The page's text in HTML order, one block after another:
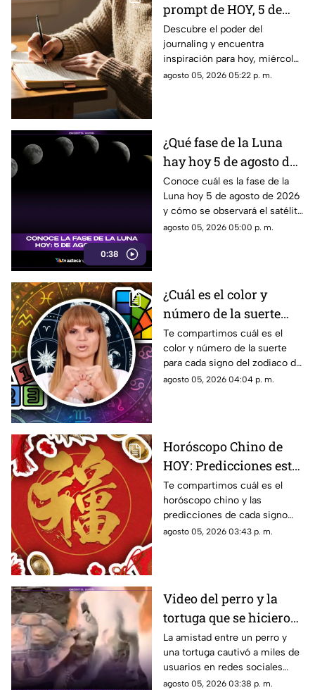
prompt de HOY, 5 de
agosto de 2026? Utiliza
este texto para escribir
en tu diario y
reflexionar sobre tu día
Descubre el poder del
journaling y encuentra
inspiración para hoy, miércoles
5 de agosto de 2026. Un
agosto 05, 2026 05:22 p. m.
0:38
¿Qué fase de la Luna
hay hoy 5 de agosto de
2026? Descubre cómo
se verá el satélite esta
noche
Conoce cuál es la fase de la
Luna hoy 5 de agosto de 2026
y cómo se observará el satélite
natural durante la noche.
agosto 05, 2026 05:00 p. m.
¿Cuál es el color y
número de la suerte
HOY, 5 de agosto de
2026? Predicciones de
Mhoni Vidente para
cada signo este
Te compartimos cuál es el
color y número de la suerte
para cada signo del zodiaco de
acuerdo al horóscopo de
agosto 05, 2026 04:04 p. m.
Horóscopo Chino de
HOY: Predicciones este
5 de agosto de 2026
para cada signo del
zodiaco
Te compartimos cuál es el
horóscopo chino y las
predicciones de cada signo
para el día de hoy, miércoles 5
agosto 05, 2026 03:43 p. m.
Video del perro y la
tortuga que se hicieron
amigos conquista las
redes sociales por su
ternura
La amistad entre un perro y
una tortuga cautivó a miles de
usuarios en redes sociales
gracias a un tierno video viral.
agosto 05, 2026 03:38 p. m.